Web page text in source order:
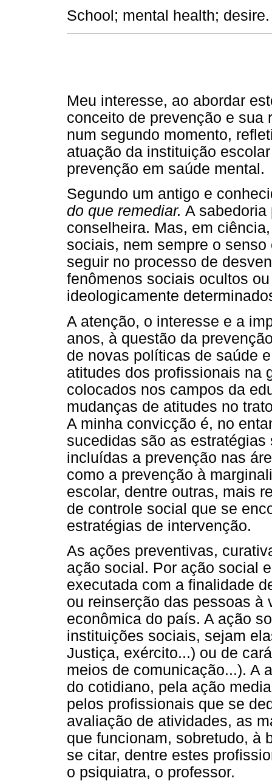
School; mental health; desire.
Meu interesse, ao abordar
conceito de prevenção e sua
num segundo momento,
atuação da instituição
prevenção em saúde mental.
Segundo um antigo e
do que remediar. A sabedoria
conselheira. Mas, em
sociais, nem sempre o
seguir no processo de
fenômenos sociais ocultos
ideologicamente
A atenção, o interesse e a
anos, à questão da
de novas políticas de saúde
atitudes dos profissionais na
colocados nos campos da
mudanças de atitudes no
A minha convicção é, no
sucedidas são as
incluídas a prevenção nas
como a prevenção à
escolar, dentre outras, mais
de controle social que se
estratégias de intervenção.
As ações preventivas,
ação social. Por ação social
executada com a finalidade
ou reinserção das pessoas à
econômica do país. A ação
instituições sociais, sejam
Justiça, exército...) ou de
meios de comunicação...). A
do cotidiano, pela ação
pelos profissionais que se
avaliação de atividades, as
que funcionam, sobretudo, à
se citar, dentre estes
o psiquiatra, o professor.